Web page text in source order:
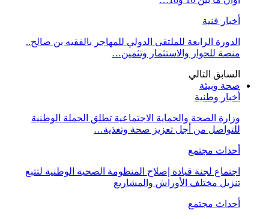
أخبار فنية
الدورة الرابعة للملتقى الدولي للمهاجر بالفقيه بن صالح..
منصة للحوار والاستثمار وتثمين…
السابق التالي
صحة وبيئة
أخبار وطنية
وزارة الصحة والحماية الاجتماعية تطلق الحملة الوطنية
للتواصل من أجل تعزيز صحة وتغذية…
أحداث مجتمع
اجتماع لجنة قيادة إصلاح المنظومة الصحية الوطنية لتتبع
تنزيل مختلف الأوراش والمشاريع
أحداث مجتمع